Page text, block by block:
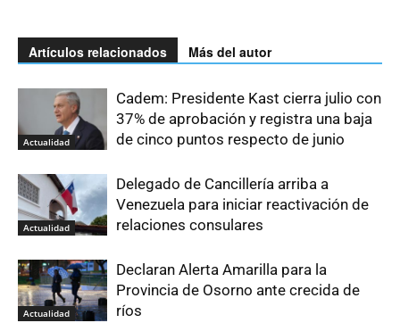
Artículos relacionados Más del autor
Actualidad
Cadem: Presidente Kast cierra julio con
37% de aprobación y registra una baja
de cinco puntos respecto de junio
Actualidad
Delegado de Cancillería arriba a
Venezuela para iniciar reactivación de
relaciones consulares
Actualidad
Declaran Alerta Amarilla para la
Provincia de Osorno ante crecida de
ríos